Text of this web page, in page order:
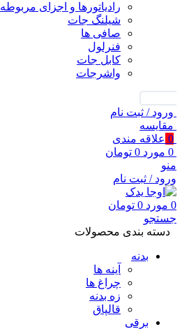
رادیاتورها و اجزای مربوطه
شیلنگ جات
صافی ها
فنرلول
کابل جات
واشرجات
ورود / ثبت نام
مقايسه
0 علاقه مندی
0 مورد 0 تومان
منو
ورود / ثبت نام
0 مورد 0 تومان
جستجو
دسته بندی محصولات
بدنه
آینه ها
چراغ ها
زه بدنه
قالپاق
برقی